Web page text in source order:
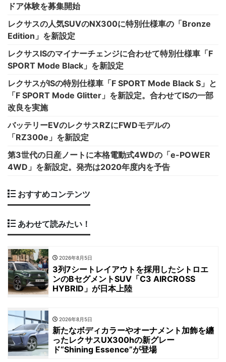
ドア体験を募集開始
レクサスの人気SUVのNX300に特別仕様車の「Bronze
Edition」を新設定
レクサスISのマイナーチェンジに合わせて特別仕様車「F
SPORT Mode Black」を新設定
レクサスがISの特別仕様車「F SPORT Mode Black S」と
「F SPORT Mode Glitter」を新設定。合わせてISの一部
改良を実施
バッテリーEVのレクサスRZにFWDモデルの
「RZ300e」を新設定
第3世代の日産ノートに本格電動式4WDの「e-POWER
4WD」を新設定。発売は2020年度内を予告
おすすめコンテンツ
あわせて読みたい！
2026年8月5日
3列7シートレイアウトを採用したシトロエ
ンのBセグメントSUV「C3 AIRCROSS
HYBRID」が日本上陸
2026年8月5日
新たなボディカラーやオーナメント加飾を纏
ったレクサスUX300hの新グレー
ド“Shining Essence”が登場